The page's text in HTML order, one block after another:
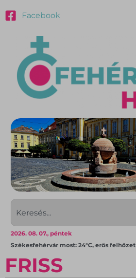
Facebook
2026. 08. 07., péntek
Székesfehérvár most: 24°C, erős felhőzet
FRISS